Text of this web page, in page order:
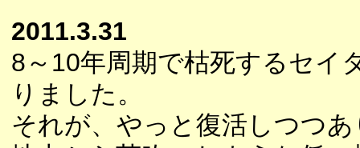
2011.3.31
8～10年周期で枯死するセイ
りました。
それが、やっと復活しつつ